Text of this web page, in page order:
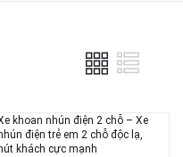
khoan nhún điện 2 chỗ – Xe
điện trẻ em 2 chỗ độc lạ,
hút khách cực mạnh